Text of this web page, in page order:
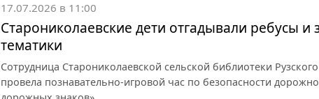
17.07.2026 в 11:00
Старониколаевские дети отгадывали ребусы и
тематики
Сотрудница Старониколаевской сельской библиотеки
провела познавательно-игровой час по безопасности